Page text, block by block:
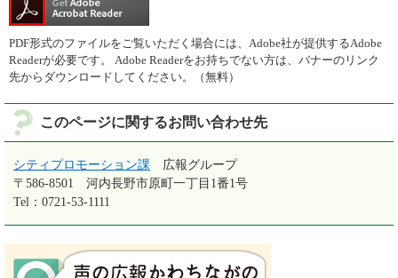
PDF形式のファイルをご覧いただく場合には、Adobe社が提供するAdobe
Readerが必要です。
Adobe Readerをお持ちでない方は、バナーのリンク
先からダウンロードしてください。（無料）
このページに関するお問い合わせ先
シティプロモーション課
広報グループ
〒586-8501
河内長野市原町一丁目1番1号
Tel：0721-53-1111